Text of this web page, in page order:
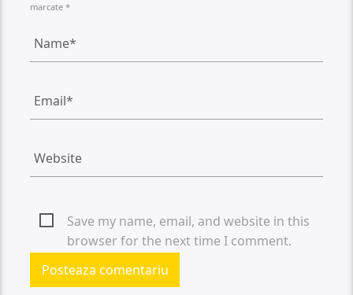
marcate *
Save my name, email, and website in this
browser for the next time I comment.